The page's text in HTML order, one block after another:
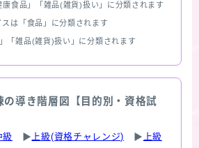
康食品」「雑品(雑貨)扱い」に分類されます
スは「食品」に分類されます
「雑品(雑貨)扱い」に分類されます
の導き階層図【目的別・資格試
級 ▶ 上級(資格チャレンジ) ▶ 上級